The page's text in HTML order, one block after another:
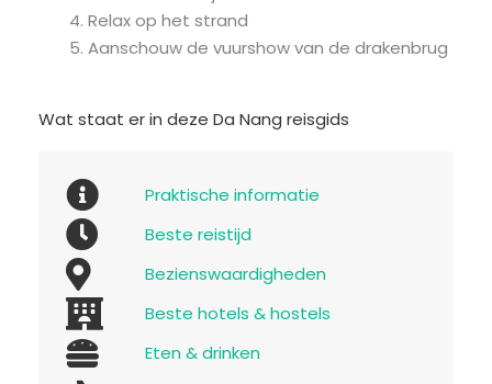
Relax op het strand
Aanschouw de vuurshow van de drakenbrug
Wat staat er in deze Da Nang reisgids
Praktische informatie
Beste reistijd
Bezienswaardigheden
Beste hotels & hostels
Eten & drinken